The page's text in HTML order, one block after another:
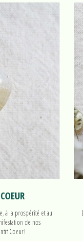
à la prospérité et au
de nos
Coeur!